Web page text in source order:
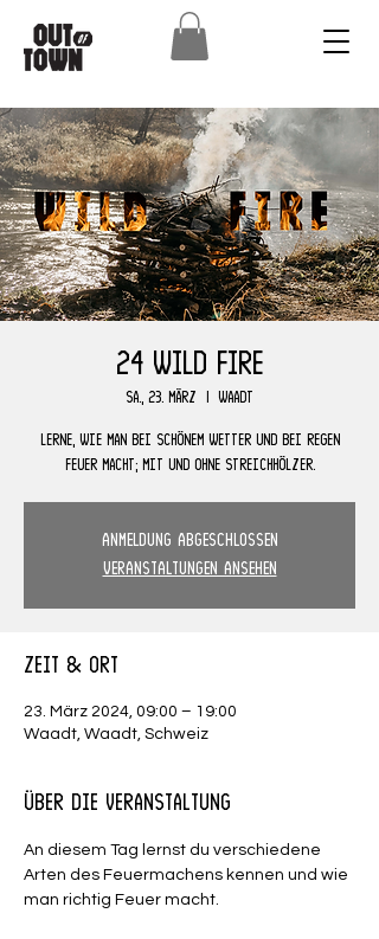
24 Wild Fire
Sa., 23. März Waadt
Lerne, wie man bei schönem Wetter und bei Regen
Feuer macht; mit und ohne Streichhölzer.
Anmeldung abgeschlossen
Veranstaltungen ansehen
Zeit & Ort
23. März 2024, 09:00 – 19:00
Waadt, Waadt, Schweiz
Über die Veranstaltung
An diesem Tag lernst du verschiedene
Arten des Feuermachens kennen und wie
man richtig Feuer macht.